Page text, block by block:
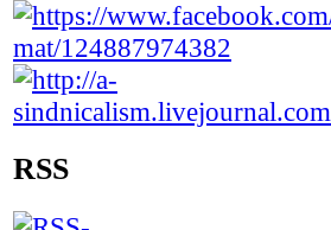
RSS